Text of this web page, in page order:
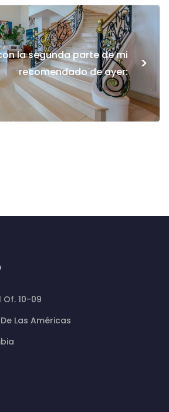
la segunda parte de mi
recomendado de ayer:
>
Of. 10-09
Las Américas